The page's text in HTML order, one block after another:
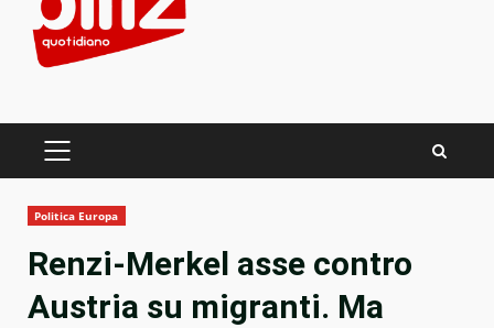
PRIMARY
Politica Europa
Renzi-Merkel asse contro
Austria su migranti. Ma